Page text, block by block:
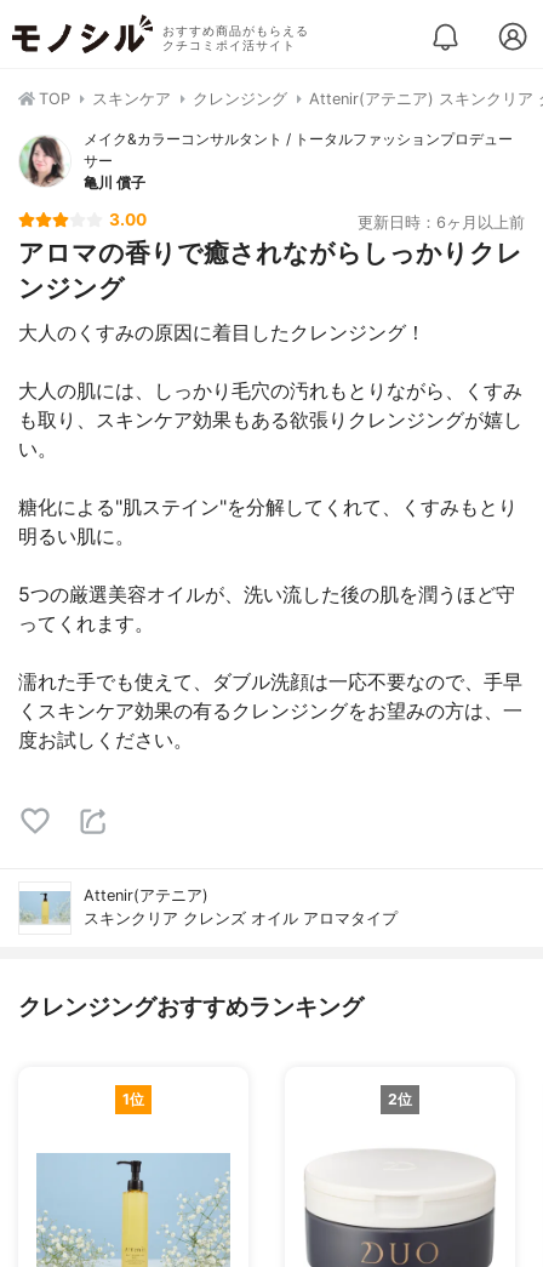
おすすめ商品がもらえる
クチコミポイ活サイト
TOP スキンケア クレンジング Attenir(アテニア) スキンクリア
メイク&カラーコンサルタント / トータルファッションプロデュー
サー
亀川 償子
3.00 更新日時：6ヶ月以上前
アロマの香りで癒されながらしっかりクレ
ンジング
大人のくすみの原因に着目したクレンジング！
大人の肌には、しっかり毛穴の汚れもとりながら、くすみ
も取り、スキンケア効果もある欲張りクレンジングが嬉し
い。
糖化による"肌ステイン"を分解してくれて、くすみもとり
明るい肌に。
5つの厳選美容オイルが、洗い流した後の肌を潤うほど守
ってくれます。
濡れた手でも使えて、ダブル洗顔は一応不要なので、手早
くスキンケア効果の有るクレンジングをお望みの方は、一
度お試しください。
Attenir(アテニア)
スキンクリア クレンズ オイル アロマタイプ
クレンジングおすすめランキング
1位 2位